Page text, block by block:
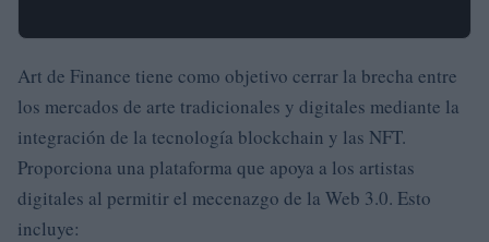
Art de Finance tiene como objetivo cerrar la brecha entre
los mercados de arte tradicionales y digitales mediante la
integración de la tecnología blockchain y las NFT.
Proporciona una plataforma que apoya a los artistas
digitales al permitir el mecenazgo de la Web 3.0. Esto
incluye: